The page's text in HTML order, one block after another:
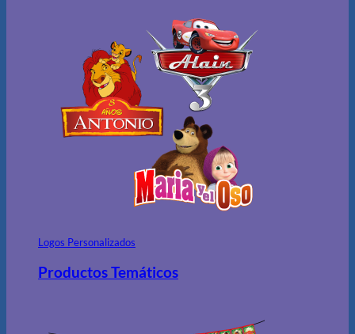
Logos Personalizados
Productos Temáticos